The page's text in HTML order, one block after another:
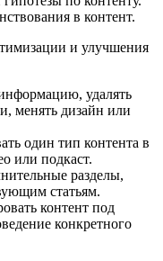
в контент.
и улучшения
удалять
менять дизайн или
один тип контента в
или подкаст.
разделы,
статьям.
контент под
конкретного